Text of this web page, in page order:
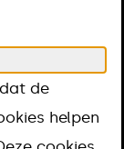
de
helpen